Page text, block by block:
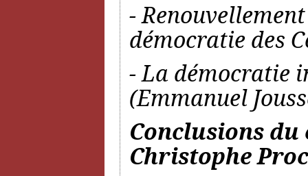
-
démocratie des
- La démocratie
(Emmanuel
Conclusions du
Christophe